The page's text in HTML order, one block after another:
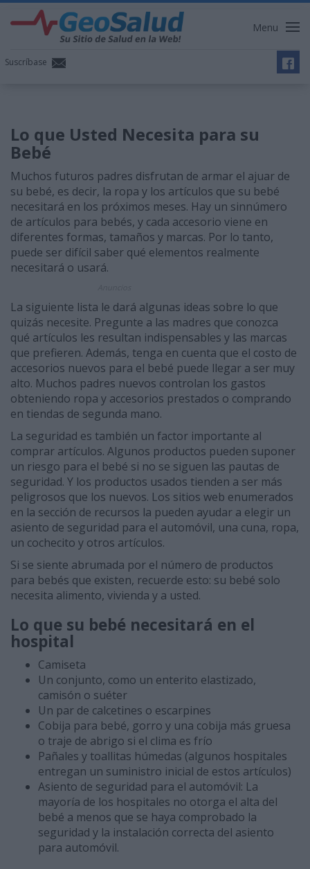
Menu
Suscríbase
Lo que Usted Necesita para su
Bebé
Muchos futuros padres disfrutan de armar el ajuar de
su bebé, es decir, la ropa y los artículos que su bebé
necesitará en los próximos meses. Hay un sinnúmero
de artículos para bebés, y cada accesorio viene en
diferentes formas, tamaños y marcas. Por lo tanto,
puede ser difícil saber qué elementos realmente
necesitará o usará.
La siguiente lista le dará algunas ideas sobre lo que
quizás necesite. Pregunte a las madres que conozca
qué artículos les resultan indispensables y las marcas
que prefieren. Además, tenga en cuenta que el costo de
accesorios nuevos para el bebé puede llegar a ser muy
alto. Muchos padres nuevos controlan los gastos
obteniendo ropa y accesorios prestados o comprando
en tiendas de segunda mano.
La seguridad es también un factor importante al
comprar artículos. Algunos productos pueden suponer
un riesgo para el bebé si no se siguen las pautas de
seguridad. Y los productos usados tienden a ser más
peligrosos que los nuevos. Los sitios web enumerados
en la sección de recursos la pueden ayudar a elegir un
asiento de seguridad para el automóvil, una cuna, ropa,
un cochecito y otros artículos.
Si se siente abrumada por el número de productos
para bebés que existen, recuerde esto: su bebé solo
necesita alimento, vivienda y a usted.
Lo que su bebé necesitará en el
hospital
Camiseta
Un conjunto, como un enterito elastizado,
camisón o suéter
Un par de calcetines o escarpines
Cobija para bebé, gorro y una cobija más gruesa
o traje de abrigo si el clima es frío
Pañales y toallitas húmedas (algunos hospitales
entregan un suministro inicial de estos artículos)
Asiento de seguridad para el automóvil: La
mayoría de los hospitales no otorga el alta del
bebé a menos que se haya comprobado la
seguridad y la instalación correcta del asiento
para automóvil.